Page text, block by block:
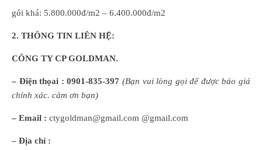
gói khá: 5.800.000đ/m2 – 6.400.000đ/m2
2. THÔNG TIN LIÊN HỆ:
CÔNG TY CP GOLDMAN.
– Điện thọai : 0901-835-397 (Bạn vui lòng gọi để được báo giá
chính xác. cảm ơn bạn)
– Email : ctygoldman@gmail.com @gmail.com
– Địa chỉ :